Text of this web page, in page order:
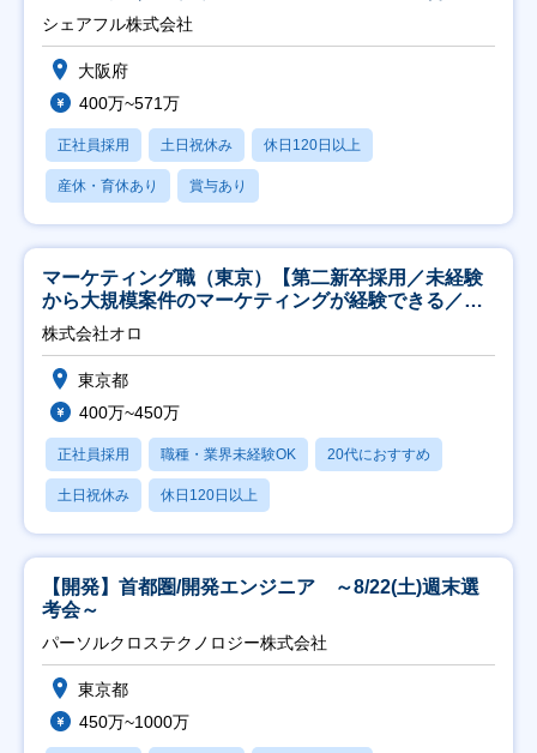
シェアフル株式会社
大阪府
400万~571万
正社員採用 土日祝休み 休日120日以上
産休・育休あり 賞与あり
マーケティング職（東京）【第二新卒採用／未経験
から大規模案件のマーケティングが経験できる／研
修充実】
株式会社オロ
東京都
400万~450万
正社員採用 職種・業界未経験OK 20代におすすめ
土日祝休み 休日120日以上
【開発】首都圏/開発エンジニア ～8/22(土)週末選
考会～
パーソルクロステクノロジー株式会社
東京都
450万~1000万